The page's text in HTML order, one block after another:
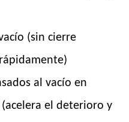
(sin cierre
​​al vacío en
el deterioro y